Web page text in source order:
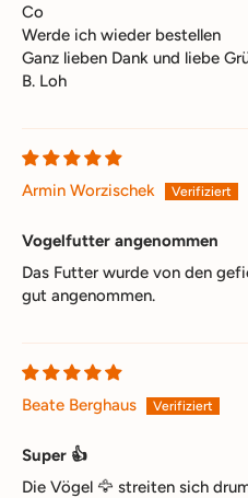
Co
Werde ich wieder bestellen
Ganz lieben Dank und liebe
B. Loh
Armin Worzischek
Vogelfutter angenommen
Das Futter wurde von den
gut angenommen.
Beate Berghaus
Super 👍
Die Vögel 🦅 streiten sich